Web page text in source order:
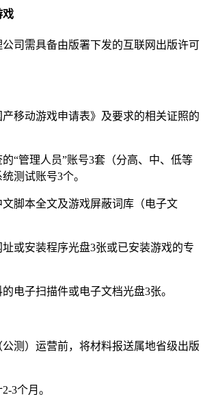
戏
公司需具备由版署下发的互联网出版许可
产移动游戏申请表》及要求的相关证照的
“管理人员”账号3套（分高、中、低等
测试账号3个。
文脚本全文及游戏屏蔽词库（电子文
或安装程序光盘3张或已安装游戏的专
电子扫描件或电子文档光盘3张。
测）运营前，将材料报送属地省级出版
3个月。